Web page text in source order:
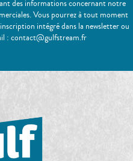
des informations concernant notre
Vous pourrez à tout moment
intégré dans la newsletter ou
: contact@gulfstream.fr